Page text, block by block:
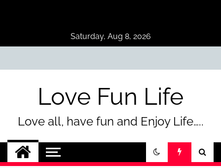
Saturday, Aug 8, 2026
Love Fun Life
Love all, have fun and Enjoy Life…..